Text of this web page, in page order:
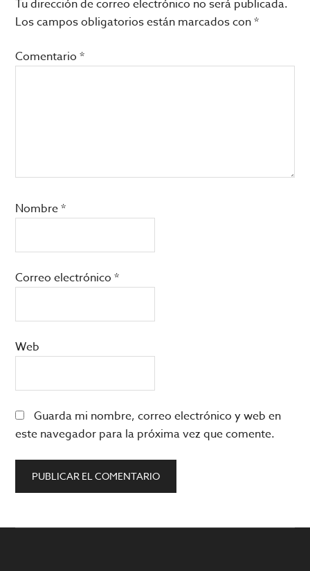
Tu dirección de correo electrónico no será publicada.
Los campos obligatorios están marcados con*
Comentario*
Nombre*
Correo electrónico*
Web
Guarda mi nombre, correo electrónico y web en
este navegador para la próxima vez que comente.